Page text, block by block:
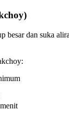
besar dan suka